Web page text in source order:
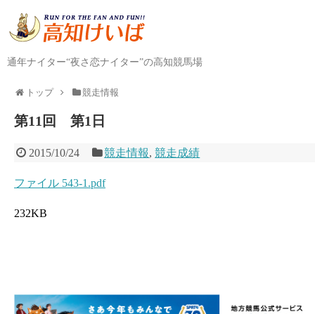
通年ナイター“夜さ恋ナイター”の高知競馬場
トップ 競走情報
第11回 第1日
2015/10/24 競走情報,競走成績
ファイル 543-1.pdf
232KB